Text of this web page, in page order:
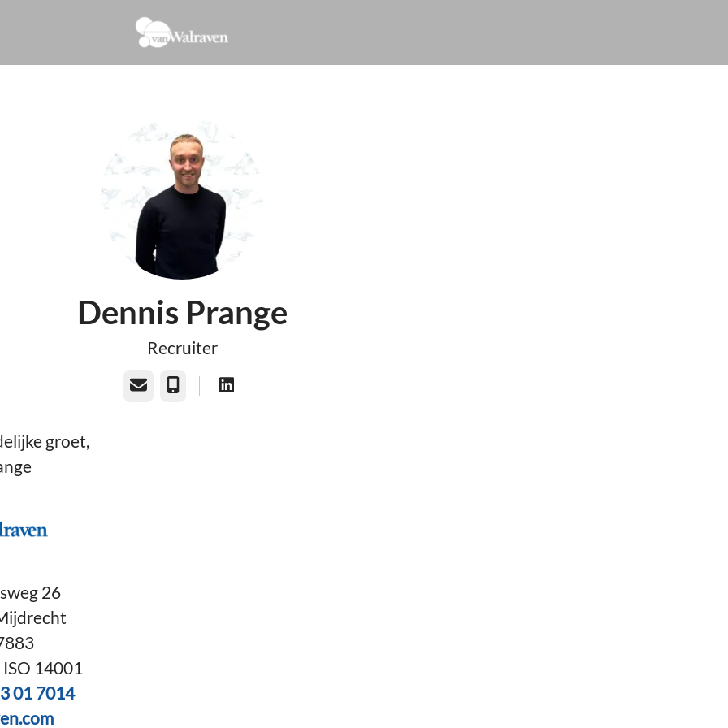
Dennis Prange
Recruiter
E-mailadresTelefoonnummer
groet,
26
14001
01 7014